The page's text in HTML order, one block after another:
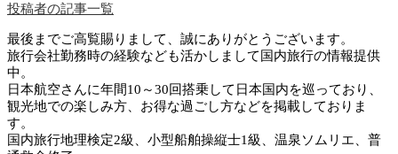
投稿者の記事一覧
最後までご高覧賜りまして、誠にありがとうございます。
旅行会社勤務時の経験なども活かしまして国内旅行の情報提供
中。
日本航空さんに年間10～30回搭乗して日本国内を巡っており、
観光地での楽しみ方、お得な過ごし方などを掲載しておりま
す。
国内旅行地理検定2級、小型船舶操縦士1級、温泉ソムリエ、普